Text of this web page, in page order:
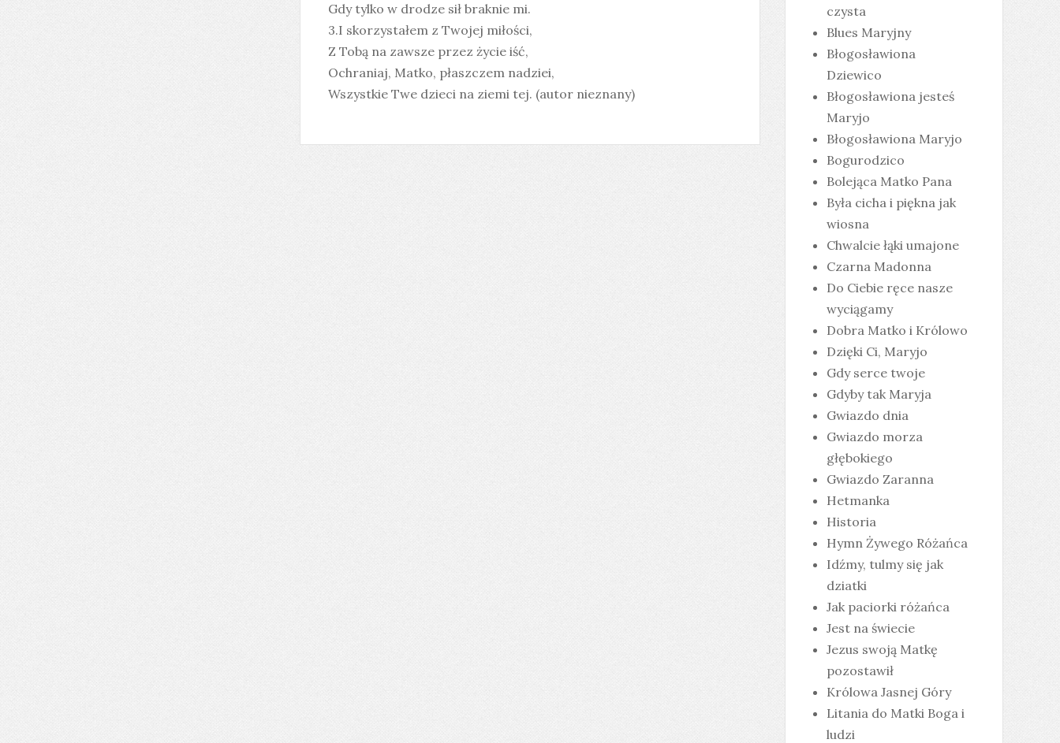
Gdy tylko w drodze sił braknie mi.
3.I skorzystałem z Twojej miłości,
Z Tobą na zawsze przez życie iść,
Ochraniaj, Matko, płaszczem nadziei,
Wszystkie Twe dzieci na ziemi tej. (autor nieznany)
czysta
Blues Maryjny
Błogosławiona
Dziewico
Błogosławiona jesteś
Maryjo
Błogosławiona Maryjo
Bogurodzico
Bolejąca Matko Pana
Była cicha i piękna jak
wiosna
Chwalcie łąki umajone
Czarna Madonna
Do Ciebie ręce nasze
wyciągamy
Dobra Matko i Królowo
Dzięki Ci, Maryjo
Gdy serce twoje
Gdyby tak Maryja
Gwiazdo dnia
Gwiazdo morza
głębokiego
Gwiazdo Zaranna
Hetmanka
Historia
Hymn Żywego Różańca
Idźmy, tulmy się jak
dziatki
Jak paciorki różańca
Jest na świecie
Jezus swoją Matkę
pozostawił
Królowa Jasnej Góry
Litania do Matki Boga i
ludzi